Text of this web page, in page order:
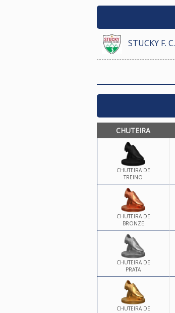
STUCKY F. C.
CHUTEIRA
CHUTEIRA DE
TREINO
CHUTEIRA DE
BRONZE
CHUTEIRA DE
PRATA
CHUTEIRA DE